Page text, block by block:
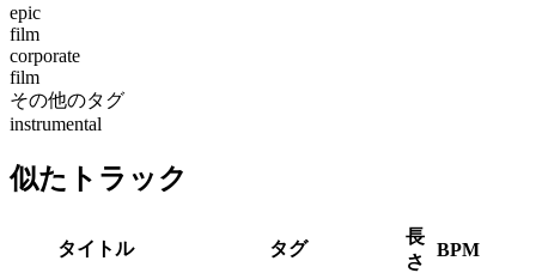
epic
film
corporate
film
その他のタグ
instrumental
似たトラック
タイトル タグ
長
さ
BPM